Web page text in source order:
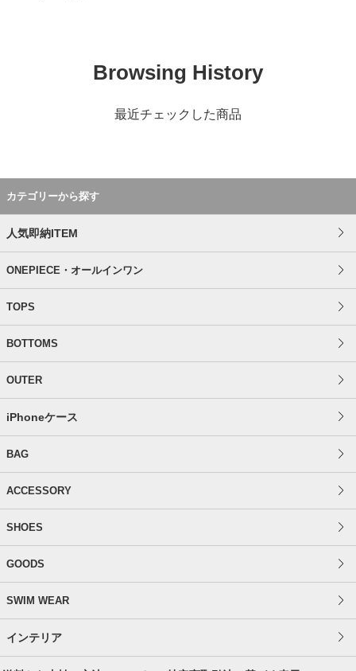
Browsing History
最近チェックした商品
カテゴリーから探す
人気即納ITEM
ONEPIECE・オールインワン
TOPS
BOTTOMS
OUTER
iPhoneケース
BAG
ACCESSORY
SHOES
GOODS
SWIM WEAR
インテリア